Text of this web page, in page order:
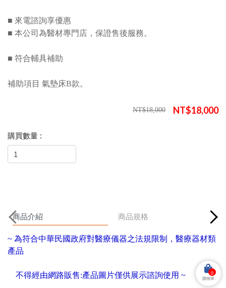
■ 來電諮詢享優惠
■ 本公司為醫材專門店，保證售後服務。
■ 符合輔具補助
補助項目 氣墊床B款。
NT$18,000 NT$18,000
購買數量 :
商品介紹 商品規格
~ 為符合中華民國政府對醫療儀器之法規限制，醫療器材類
產品
不得經由網路販售:產品圖片僅供展示諮詢使用 ~ 購物車
0